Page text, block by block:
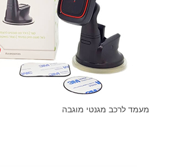
מעמד לרכב מגנטי מוגבה